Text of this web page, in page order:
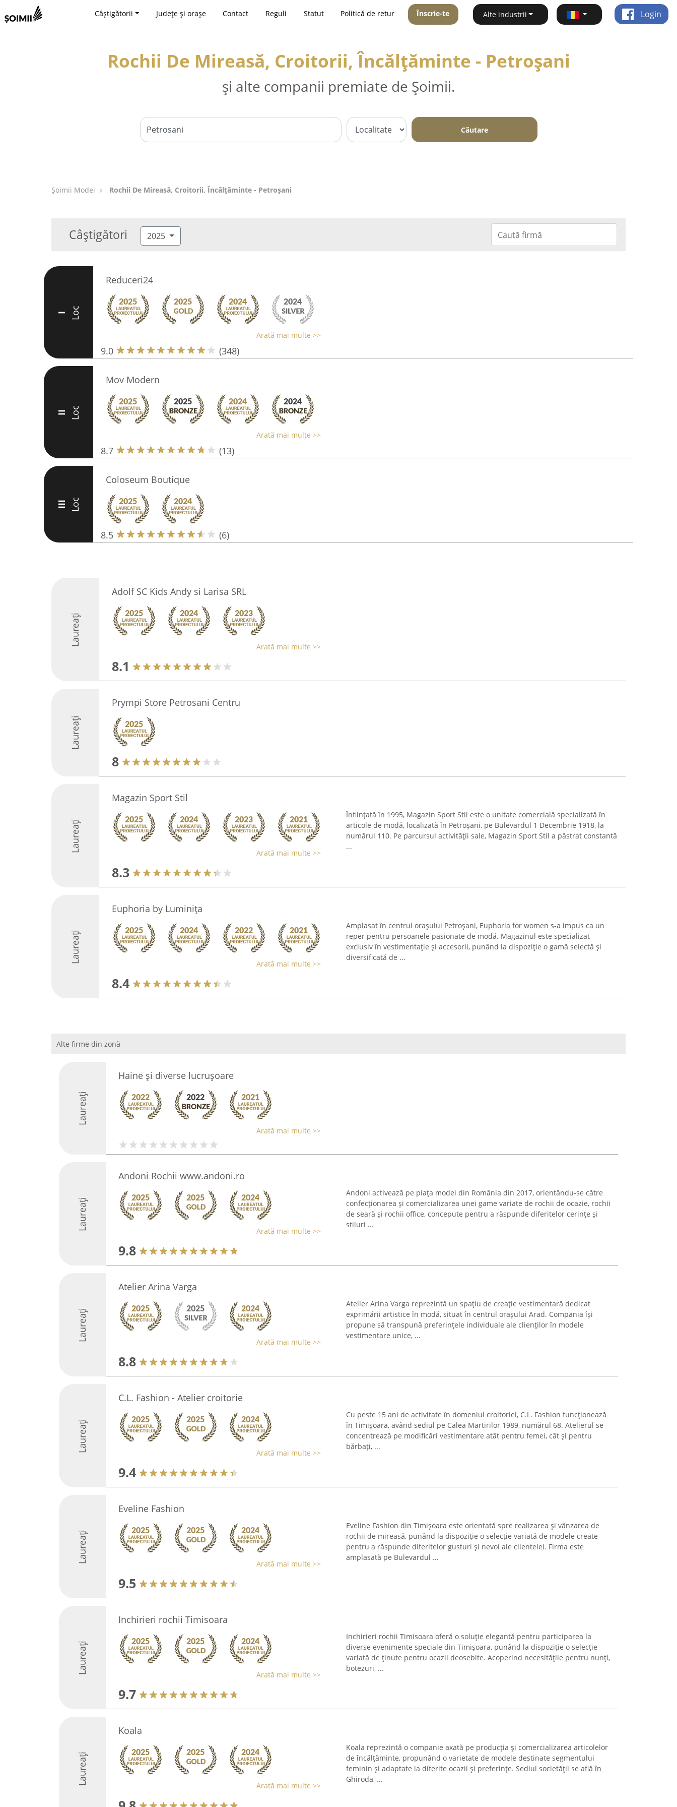
Câștigătorii Județe și orașe Contact Reguli Statut Politică de retur Înscrie-te Alte industrii Login
Rochii De Mireasă, Croitorii, Încălțăminte - Petroşani
și alte companii premiate de Șoimii.
Căutare
Șoimii Modei Rochii De Mireasă, Croitorii, Încălțăminte - Petroşani
Câștigători 2025
I Loc
Reduceri24
Arată mai multe >>
9.0 (348)
II Loc
Mov Modern
Arată mai multe >>
8.7 (13)
III Loc
Coloseum Boutique
8.5 (6)
Laureați
Adolf SC Kids Andy si Larisa SRL
Arată mai multe >>
8.1
Laureați
Prympi Store Petrosani Centru
8
Laureați
Magazin Sport Stil
Arată mai multe >>
8.3
Înființată în 1995, Magazin Sport Stil este o unitate comercială specializată în
articole de modă, localizată în Petroșani, pe Bulevardul 1 Decembrie 1918, la
numărul 110. Pe parcursul activității sale, Magazin Sport Stil a păstrat constantă
...
Laureați
Euphoria by Luminița
Arată mai multe >>
8.4
Amplasat în centrul orașului Petroșani, Euphoria for women s-a impus ca un
reper pentru persoanele pasionate de modă. Magazinul este specializat
exclusiv în vestimentație și accesorii, punând la dispoziție o gamă selectă și
diversificată de ...
Alte firme din zonă
Laureați
Haine și diverse lucrușoare
Arată mai multe >>
Laureați
Andoni Rochii www.andoni.ro
Arată mai multe >>
9.8
Andoni activează pe piața modei din România din 2017, orientându-se către
confecționarea și comercializarea unei game variate de rochii de ocazie, rochii
de seară și rochii office, concepute pentru a răspunde diferitelor cerințe și
stiluri ...
Laureați
Atelier Arina Varga
Arată mai multe >>
8.8
Atelier Arina Varga reprezintă un spațiu de creație vestimentară dedicat
exprimării artistice în modă, situat în centrul orașului Arad. Compania își
propune să transpună preferințele individuale ale clienților în modele
vestimentare unice, ...
Laureați
C.L. Fashion - Atelier croitorie
Arată mai multe >>
9.4
Cu peste 15 ani de activitate în domeniul croitoriei, C.L. Fashion funcționează
în Timișoara, având sediul pe Calea Martirilor 1989, numărul 68. Atelierul se
concentrează pe modificări vestimentare atât pentru femei, cât și pentru
bărbați, ...
Laureați
Eveline Fashion
Arată mai multe >>
9.5
Eveline Fashion din Timișoara este orientată spre realizarea și vânzarea de
rochii de mireasă, punând la dispoziție o selecție variată de modele create
pentru a răspunde diferitelor gusturi și nevoi ale clientelei. Firma este
amplasată pe Bulevardul ...
Laureați
Inchirieri rochii Timisoara
Arată mai multe >>
9.7
Inchirieri rochii Timisoara oferă o soluție elegantă pentru participarea la
diverse evenimente speciale din Timișoara, punând la dispoziție o selecție
variată de ținute pentru ocazii deosebite. Acoperind necesitățile pentru nunți,
botezuri, ...
Laureați
Koala
Arată mai multe >>
Koala reprezintă o companie axată pe producția și comercializarea articolelor
de încălțăminte, propunând o varietate de modele destinate segmentului
feminin și adaptate la diferite ocazii și preferințe. Sediul societății se află în
Ghiroda, ...